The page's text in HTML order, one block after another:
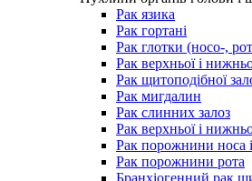
Рак язика
Рак гортані
Рак глотки (носо-,
Рак верхньої і
Рак щитоподібної
Рак мигдалин
Рак слинних залоз
Рак верхньої і
Рак порожнини носа
Рак порожнини рота
Бранхіогенний рак